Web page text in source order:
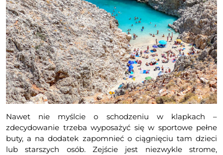
Nawet nie myślcie o schodzeniu w klapkach –
zdecydowanie trzeba wyposażyć się w sportowe pełne
buty, a na dodatek zapomnieć o ciągnięciu tam dzieci
lub starszych osób. Zejście jest niezwykle strome,